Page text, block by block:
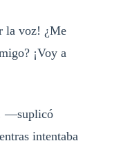
la voz! ¿Me
¡Voy a
—suplicó
intentaba